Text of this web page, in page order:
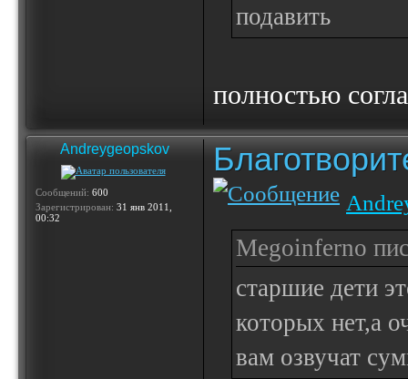
подавить
полностью
Andreygeopskov
Сообщений: 600
Зарегистрирован: 31 янв 2011,
00:32
Megoinferno
старшие дети
которых нет,а
вам озвучат